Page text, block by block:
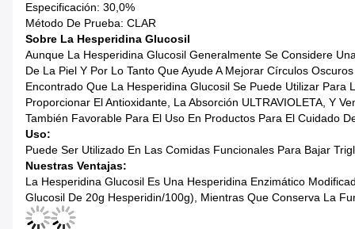
Especificación: 30,0%
Método De Prueba: CLAR
Sobre La Hesperidina Glucosil
Aunque La Hesperidina Glucosil Generalmente Se Considere
De La Piel Y Por Lo Tanto Que Ayude A Mejorar Círculos
Encontrado Que La Hesperidina Glucosil Se Puede Utilizar
Proporcionar El Antioxidante, La Absorción ULTRAVIOLETA, Y
También Favorable Para El Uso En Productos Para El Cuidado
Uso:
Puede Ser Utilizado En Las Comidas Funcionales Para Bajar
Nuestras Ventajas:
La Hesperidina Glucosil Es Una Hesperidina Enzimático
Glucosil De 20g Hesperidin/100g), Mientras Que Conserva La